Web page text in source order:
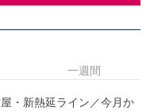
・新熱延ライン／今月か
一週間